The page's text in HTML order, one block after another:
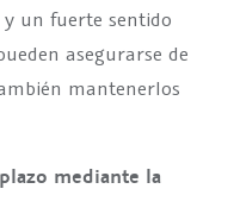
un fuerte sentido
asegurarse de
mantenerlos
mediante la